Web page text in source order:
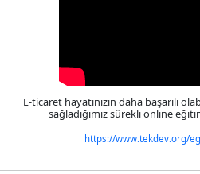
E-ticaret hayatınızın daha başarılı
sağladığımız sürekli online
https://www.tekdev.org/